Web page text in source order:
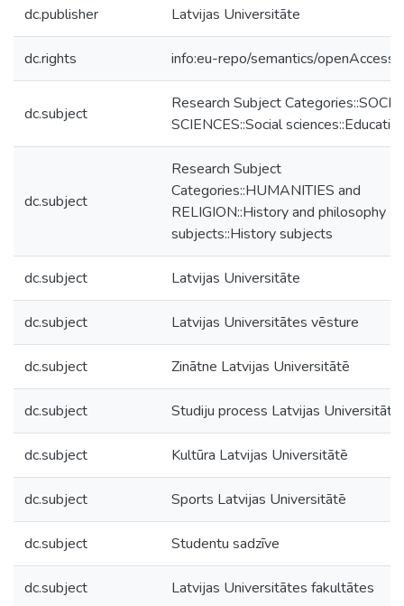
dc.publisher Latvijas Universitāte
dc.rights info:eu-repo/semantics/openAccess
dc.subject
Research Subject
SCIENCES::Social
dc.subject
Research Subject
Categories::HUMANITIES and
RELIGION::History and philosophy
subjects::History subjects
dc.subject Latvijas Universitāte
dc.subject Latvijas Universitātes vēsture
dc.subject Zinātne Latvijas Universitātē
dc.subject Studiju process Latvijas Universitātē
dc.subject Kultūra Latvijas Universitātē
dc.subject Sports Latvijas Universitātē
dc.subject Studentu sadzīve
dc.subject Latvijas Universitātes fakultātes